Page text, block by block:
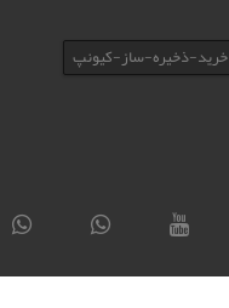
خرید-ذخیره-ساز-کیونپ